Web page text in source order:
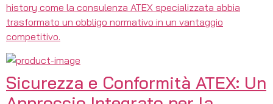
history come la consulenza ATEX specializzata abbia
trasformato un obbligo normativo in un vantaggio
competitivo.
Sicurezza e Conformità ATEX: Un